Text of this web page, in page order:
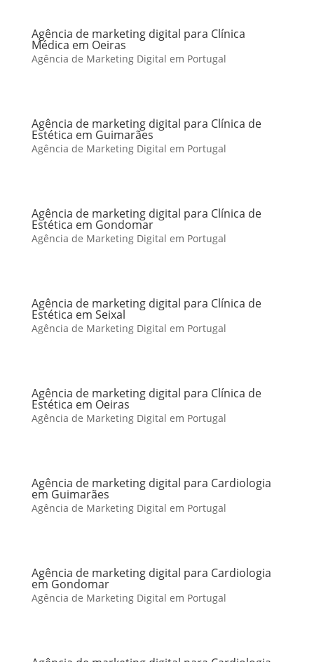
Agência de marketing digital para Clínica
Médica em Oeiras
Agência de Marketing Digital em Portugal
Agência de marketing digital para Clínica de
Estética em Guimarães
Agência de Marketing Digital em Portugal
Agência de marketing digital para Clínica de
Estética em Gondomar
Agência de Marketing Digital em Portugal
Agência de marketing digital para Clínica de
Estética em Seixal
Agência de Marketing Digital em Portugal
Agência de marketing digital para Clínica de
Estética em Oeiras
Agência de Marketing Digital em Portugal
Agência de marketing digital para Cardiologia
em Guimarães
Agência de Marketing Digital em Portugal
Agência de marketing digital para Cardiologia
em Gondomar
Agência de Marketing Digital em Portugal